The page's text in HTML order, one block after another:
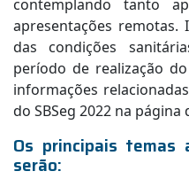
contemplando tanto
apresentações remotas.
das condições
período de realização
informações
do SBSeg 2022 na página
Os principais temas
serão: